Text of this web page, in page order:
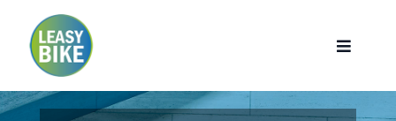
Toggle
Home